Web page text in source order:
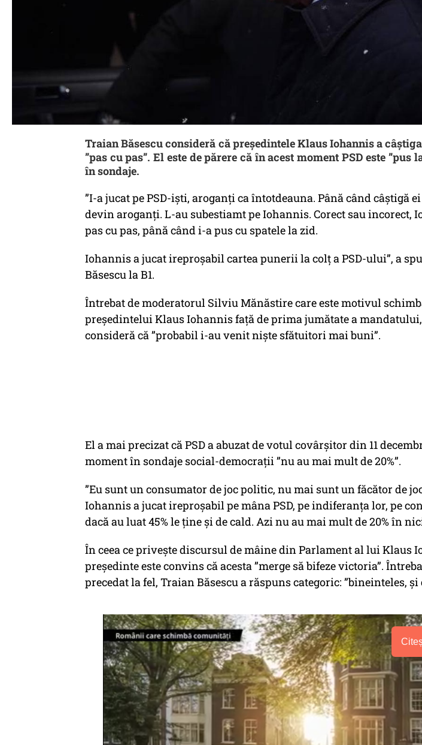
Traian Băsescu consideră că președintele Klaus Iohannis a
”pas cu pas”. El este de părere că în acest moment PSD este ”pus
în sondaje.
”I-a jucat pe PSD-iști, aroganți ca întotdeauna. Până când câștigă
devin aroganți. L-au subestiamt pe Iohannis. Corect sau incorect,
pas cu pas, până când i-a pus cu spatele la zid.
Iohannis a jucat ireproșabil cartea punerii la colț a PSD-ului”, a
Băsescu la B1.
Întrebat de moderatorul Silviu Mănăstire care este motivul
președintelui Klaus Iohannis față de prima jumătate a
consideră că ”probabil i-au venit niște sfătuitori mai buni”.
El a mai precizat că PSD a abuzat de votul covârșitor din 11
moment în sondaje social-democrații ”nu au mai mult de 20%”.
”Eu sunt un consumator de joc politic, nu mai sunt un făcător de
Iohannis a jucat ireproșabil pe mâna PSD, pe indiferanța lor, pe
dacă au luat 45% le ține și de cald. Azi nu au mai mult de 20% în
În ceea ce privește discursul de mâine din Parlament al lui Klaus
președinte este convins că acesta ”merge să bifeze victoria”.
precedat la fel, Traian Băsescu a răspuns categoric: ”bineinteles, și